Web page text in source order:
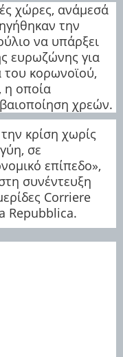
χώρες, ανάμεσά
την
να υπάρξει
ευρωζώνης για
του κορωνοϊού,
η οποία
χρεών.
κρίση χωρίς
σε
επίπεδο»,
συνέντευξη
Corriere
Repubblica.